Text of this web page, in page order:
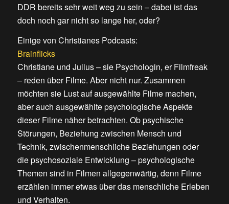
DDR bereits sehr weit weg zu sein – dabei ist das
doch noch gar nicht so lange her, oder?
Einige von Christianes Podcasts:
Brainflicks
Christiane und Julius – sie Psychologin, er Filmfreak
– reden über Filme. Aber nicht nur. Zusammen
möchten sie Lust auf ausgewählte Filme machen,
aber auch ausgewählte psychologische Aspekte
dieser Filme näher betrachten. Ob psychische
Störungen, Beziehung zwischen Mensch und
Technik, zwischenmenschliche Beziehungen oder
die psychosoziale Entwicklung – psychologische
Themen sind in Filmen allgegenwärtig, denn Filme
erzählen immer etwas über das menschliche Erleben
und Verhalten.